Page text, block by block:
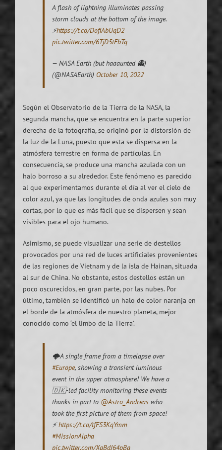
A flash of lightning illuminates passing
storm clouds at the bottom of the image.
⚡https://t.co/DofiAbUqD2
pic.twitter.com/6TjD5tEbTq
— NASA Earth (but haaaunted 👻)
(@NASAEarth) October 10, 2022
Según el Observatorio de la Tierra de la NASA, la
segunda mancha, que se encuentra en la parte superior
derecha de la fotografía, se originó por la distorsión de
la luz de la Luna, puesto que esta se dispersa en la
atmósfera terrestre en forma de partículas. En
consecuencia, se produce una mancha azulada con un
halo borroso a su alrededor. Este fenómeno es parecido
al que experimentamos durante el día al ver el cielo de
color azul, ya que las longitudes de onda azules son muy
cortas, por lo que es más fácil que se dispersen y sean
visibles para el ojo humano.
Asimismo, se puede visualizar una serie de destellos
provocados por una red de luces artificiales provenientes
de las regiones de Vietnam y de la isla de Hainan, situada
al sur de China. No obstante, estos destellos están un
poco oscurecidos, en gran parte, por las nubes. Por
último, también se identificó un halo de color naranja en
el borde de la atmósfera de nuestro planeta, mejor
conocido como ‘el limbo de la Tierra’.
🌩A single frame from a timelapse over
#Europe, showing a transient luminous
event in the upper atmosphere! We have a
🇩🇰-led facility monitoring these events
thanks in part to @Astro_Andreaswho
took the first picture of them from space!
⚡https://t.co/tfFS3KqYmm
#MissionAlpha
pic.twitter.com/XqBdJ64pBq